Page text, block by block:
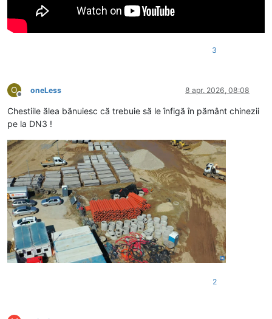
3
O
Deconectat
oneLess 8 apr. 2026, 08:08
Chestiile ălea bănuiesc că trebuie să le înfigă în pământ chinezii
pe la DN3 !
2